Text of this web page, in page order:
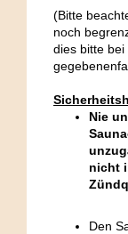
(Bitte
noch
dies bitte
Nie
nicht
Den